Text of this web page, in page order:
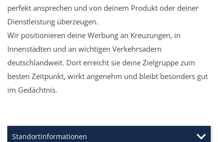
perfekt ansprechen und von deinem Produkt oder deiner
Dienstleistung überzeugen.
Wir positionieren deine Werbung an Kreuzungen, in
Innenstädten und an wichtigen Verkehrsadern
deutschlandweit. Dort erreicht sie deine Zielgruppe zum
besten Zeitpunkt, wirkt angenehm und bleibt besonders gut
im Gedächtnis.
Standortinformationen